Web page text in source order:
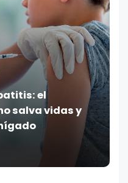
el
salva vidas y